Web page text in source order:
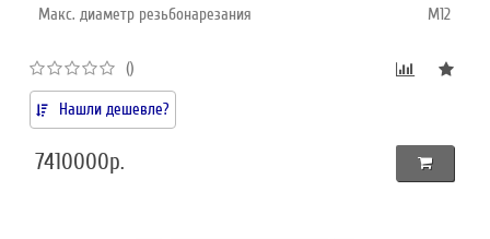
Макс. диаметр резьбонарезания M12
()
Нашли дешевле?
7410000р.